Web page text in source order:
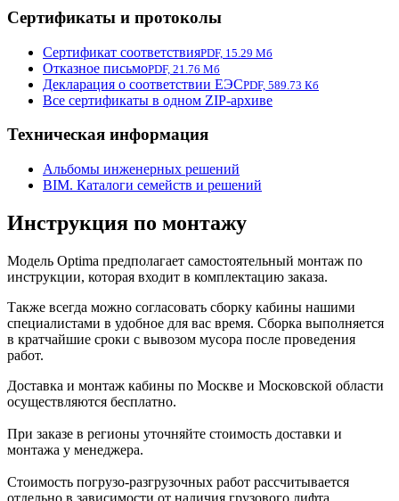
Сертификаты и протоколы
Сертификат соответствияPDF, 15.29 Мб
Отказное письмоPDF, 21.76 Мб
Декларация о соответствии ЕЭСPDF, 589.73 Кб
Все сертификаты в одном ZIP-архиве
Техническая информация
Альбомы инженерных решений
BIM. Каталоги семейств и решений
Инструкция по монтажу
Модель Optima предполагает самостоятельный монтаж по
инструкции, которая входит в комплектацию заказа.
Также всегда можно согласовать сборку кабины нашими
специалистами в удобное для вас время. Сборка выполняется
в кратчайшие сроки с вывозом мусора после проведения
работ.
Доставка и монтаж кабины по Москве и Московской области
осуществляются бесплатно.
При заказе в регионы уточняйте стоимость доставки и
монтажа у менеджера.
Стоимость погрузо-разгрузочных работ рассчитывается
отдельно в зависимости от наличия грузового лифта,